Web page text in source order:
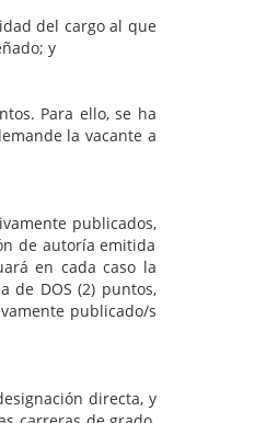
del cargo al que
y
Para ello, se ha
la vacante a
publicados,
de autoría emitida
en cada caso la
de DOS (2) puntos,
publicado/s
directa, y